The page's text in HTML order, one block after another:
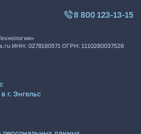
8 800 123-13-15
ИНН: 0278180571 ОГРН: 1110280037526
г. Энгельс